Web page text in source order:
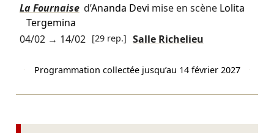
La Fournaise d’Ananda Devi mise en scène Lolita
Tergemina
04/02→ 14/02 [29 rep.] Salle Richelieu
Programmation collectée jusqu’au 14 février 2027